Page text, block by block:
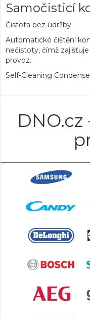
Samočisticí
Čistota bez údržby
Automatické čištění
nečistoty, čímž
provoz.
Self-Cleaning